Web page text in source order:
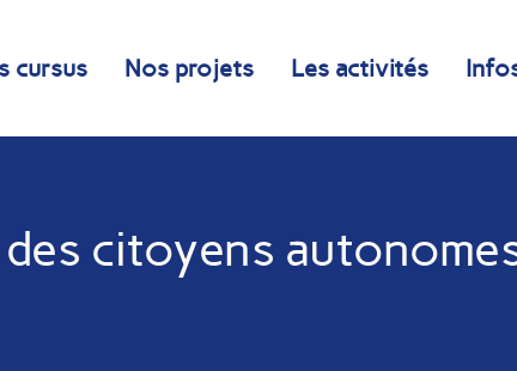
cursus Nos projets Les activités
citoyens